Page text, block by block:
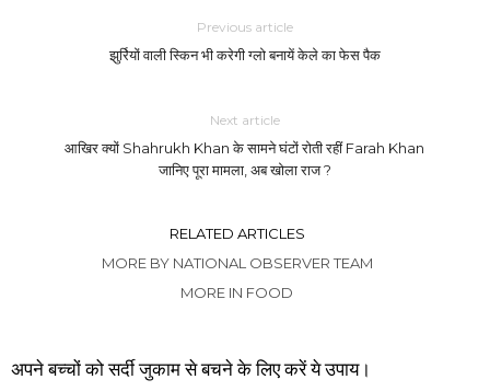
Previous article
झुर्रियों वाली स्किन भी करेगी ग्लो बनायें केले का फेस पैक
Next article
आखिर क्यों Shahrukh Khan के सामने घंटों रोती रहीं Farah Khan
जानिए पूरा मामला, अब खोला राज ?
RELATED ARTICLES
MORE BY NATIONAL OBSERVER TEAM
MORE IN FOOD
अपने बच्चों को सर्दी जुकाम से बचने के लिए करें ये उपाय।